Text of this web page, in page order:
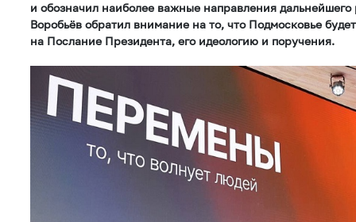
и обозначил наиболее важные направления
Воробьёв обратил внимание на то, что Подмосковье
на Послание Президента, его идеологию и поручения.